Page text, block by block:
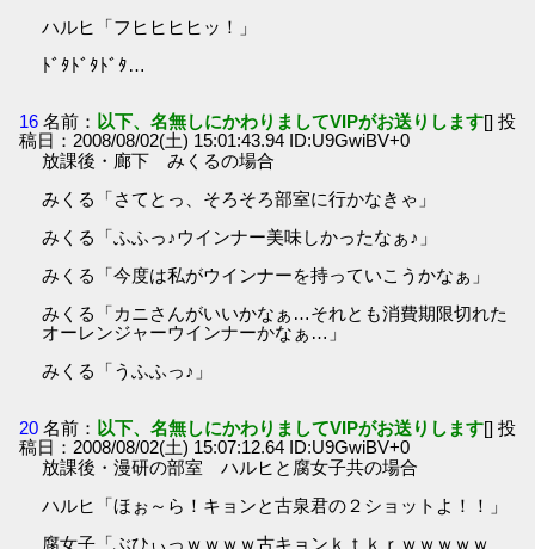
ハルヒ「フヒヒヒヒッ！」
ﾄﾞﾀﾄﾞﾀﾄﾞﾀ…
16 名前： 以下、名無しにかわりましてVIPがお送りします[] 投
稿日：2008/08/02(土) 15:01:43.94 ID:U9GwiBV+0
放課後・廊下 みくるの場合
みくる「さてとっ、そろそろ部室に行かなきゃ」
みくる「ふふっ♪ウインナー美味しかったなぁ♪」
みくる「今度は私がウインナーを持っていこうかなぁ」
みくる「カニさんがいいかなぁ…それとも消費期限切れた
オーレンジャーウインナーかなぁ…」
みくる「うふふっ♪」
20 名前： 以下、名無しにかわりましてVIPがお送りします[] 投
稿日：2008/08/02(土) 15:07:12.64 ID:U9GwiBV+0
放課後・漫研の部室 ハルヒと腐女子共の場合
ハルヒ「ほぉ～ら！キョンと古泉君の２ショットよ！！」
腐女子「ぶひぃっｗｗｗｗ古キョンｋｔｋｒｗｗｗｗｗ